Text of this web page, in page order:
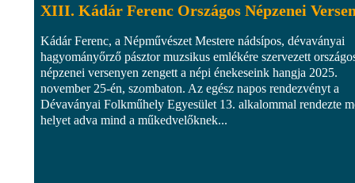
XIII. Kádár Ferenc Országos Népzenei
Kádár Ferenc, a Népművészet Mestere nádsípos, dévaványai
hagyományőrző pásztor muzsikus emlékére szervezett
népzenei versenyen zengett a népi énekeseink hangja 2025.
november 25-én, szombaton. Az egész napos rendezvényt a
Dévaványai Folkműhely Egyesület 13. alkalommal rendezte
helyet adva mind a műkedvelőknek...